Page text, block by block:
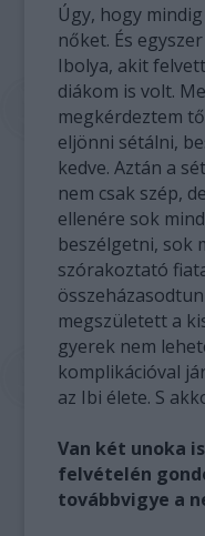
Úgy, hogy
nőket. És
Ibolya, akit
diákom is volt.
megkérdeztem
eljönni sétálni,
kedve. Aztán a
nem csak szép,
ellenére sok
beszélgetni, sok
szórakoztató
megszületett a
gyerek nem
komplikációval
az Ibi élete. S
Van két unoka
felvételén
továbbvigye a